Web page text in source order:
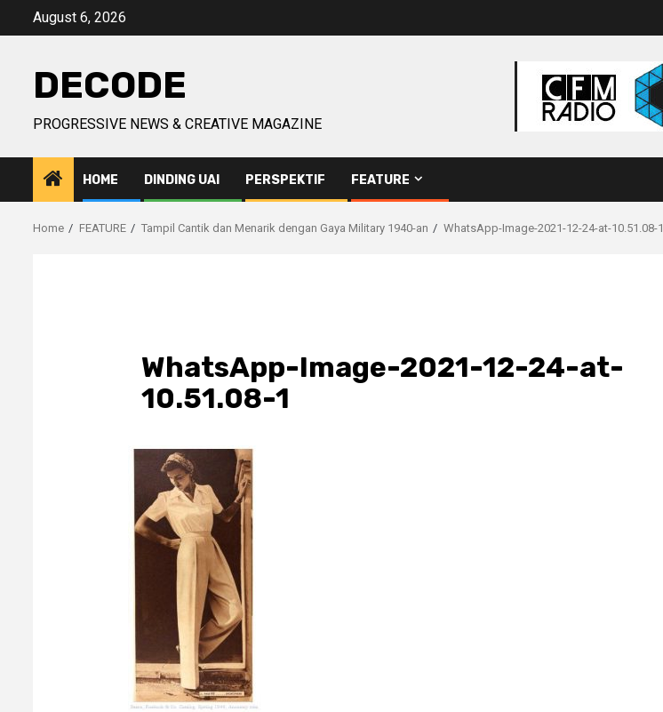
August 6, 2026
DECODE
PROGRESSIVE NEWS & CREATIVE MAGAZINE
HOME DINDING UAI PERSPEKTIF FEATURE
Home FEATURE Tampil Cantik dan Menarik dengan Gaya Military 1940-an WhatsApp-Image-2021-12-24-at-10.51.08-1
WhatsApp-Image-2021-12-24-at-
10.51.08-1